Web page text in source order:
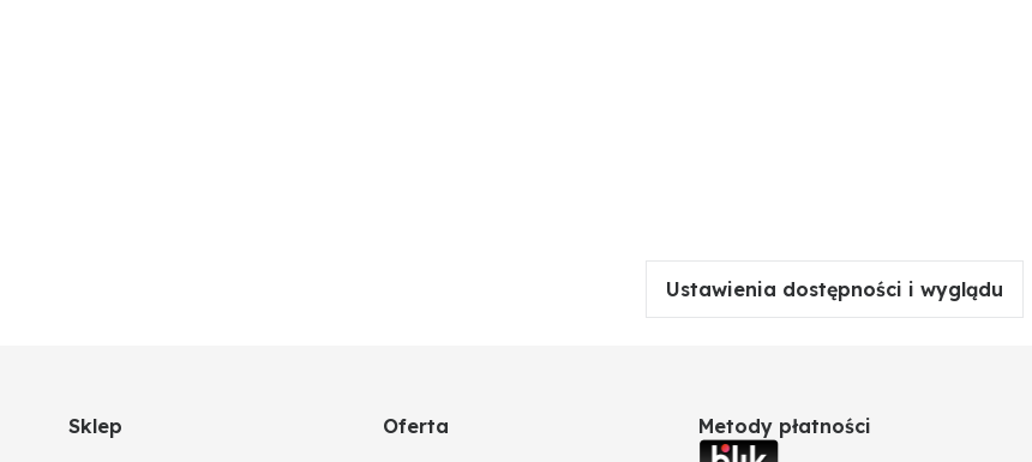
Ustawienia dostępności i wyglądu
Sklep Oferta Metody płatności